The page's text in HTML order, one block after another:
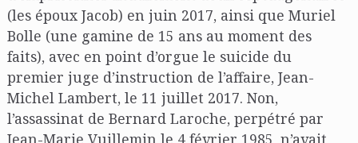
(les époux Jacob) en juin 2017, ainsi que Muriel
Bolle (une gamine de 15 ans au moment des
faits), avec en point d’orgue le suicide du
premier juge d’instruction de l’affaire, Jean-
Michel Lambert, le 11 juillet 2017. Non,
l’assassinat de Bernard Laroche, perpétré par